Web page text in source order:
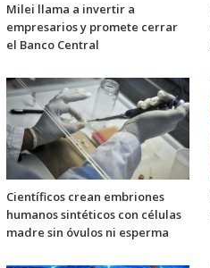
Milei llama a invertir a
empresarios y promete cerrar
el Banco Central
Científicos crean embriones
humanos sintéticos con células
madre sin óvulos ni esperma